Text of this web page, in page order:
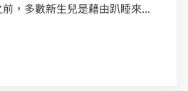
，多數新生兒是藉由趴睡來...